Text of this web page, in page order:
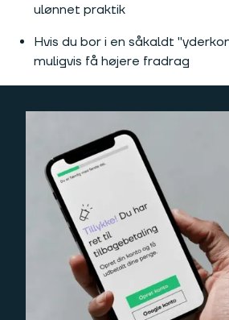
ulønnet praktik
Hvis du bor i en såkaldt
muligvis få højere fradrag